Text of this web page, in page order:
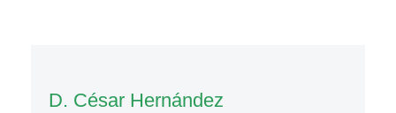
D. César Hernández